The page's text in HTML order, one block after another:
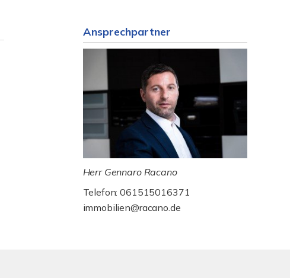
Ansprechpartner
Herr Gennaro Racano
Telefon: 061515016371
immobilien@racano.de